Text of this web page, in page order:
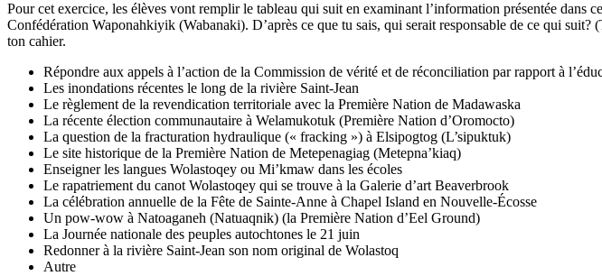
Pour cet exercice, les élèves vont remplir le tableau qui suit en examinant l’information présentée dans
Confédération Waponahkiyik (Wabanaki). D’après ce que tu sais, qui serait responsable de ce qui
ton cahier.
Répondre aux appels à l’action de la Commission de vérité et de réconciliation par rapport à
Les inondations récentes le long de la rivière Saint-Jean
Le règlement de la revendication territoriale avec la Première Nation de Madawaska
La récente élection communautaire à Welamukotuk (Première Nation d’Oromocto)
La question de la fracturation hydraulique (« fracking ») à Elsipogtog (L’sipuktuk)
Le site historique de la Première Nation de Metepenagiag (Metepna’kiaq)
Enseigner les langues Wolastoqey ou Mi’kmaw dans les écoles
Le rapatriement du canot Wolastoqey qui se trouve à la Galerie d’art Beaverbrook
La célébration annuelle de la Fête de Sainte-Anne à Chapel Island en Nouvelle-Écosse
Un pow-wow à Natoaganeh (Natuaqnik) (la Première Nation d’Eel Ground)
La Journée nationale des peuples autochtones le 21 juin
Redonner à la rivière Saint-Jean son nom original de Wolastoq
Autre